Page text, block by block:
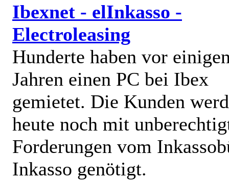
Ibexnet - elInkasso -
Electroleasing
Hunderte haben vor
Jahren einen PC bei Ibex
gemietet. Die Kunden
heute noch mit
Forderungen vom
Inkasso genötigt.